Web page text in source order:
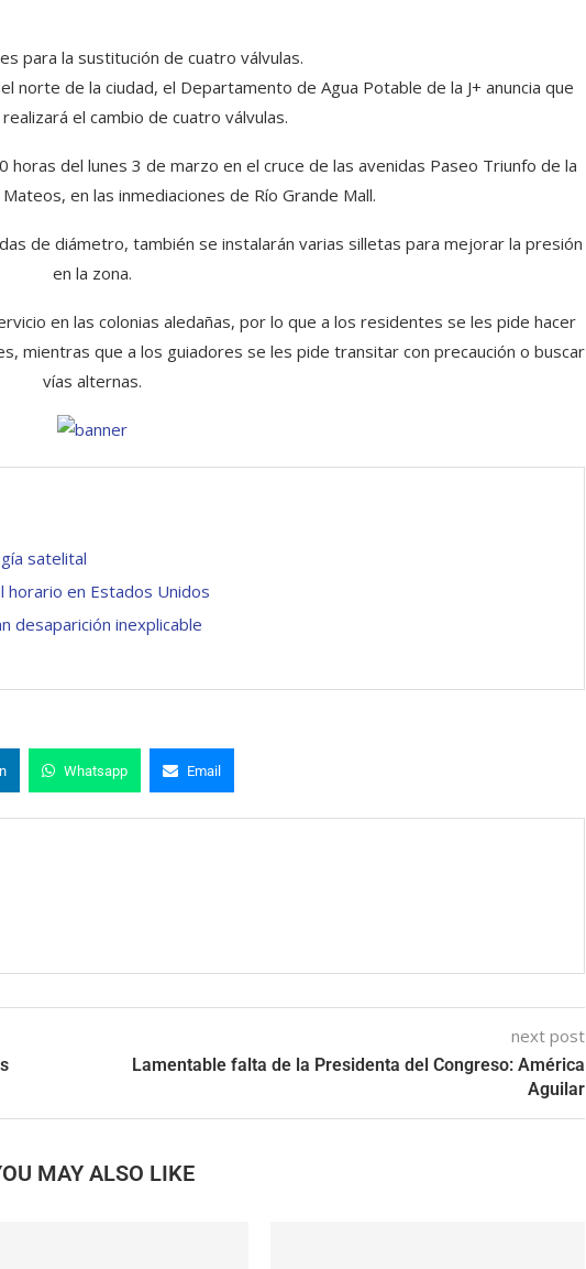
para la sustitución de cuatro válvulas.
norte de la ciudad, el Departamento de Agua Potable de la J+ anuncia que
el cambio de cuatro válvulas.
del lunes 3 de marzo en el cruce de las avenidas Paseo Triunfo de la
en las inmediaciones de Río Grande Mall.
de diámetro, también se instalarán varias silletas para mejorar la presión
en la zona.
en las colonias aledañas, por lo que a los residentes se les pide hacer
mientras que a los guiadores se les pide transitar con precaución o buscar
vías alternas.
satelital
horario en Estados Unidos
desaparición inexplicable
Whatsapp Email
next post
Lamentable falta de la Presidenta del Congreso: América
Aguilar
MAY ALSO LIKE